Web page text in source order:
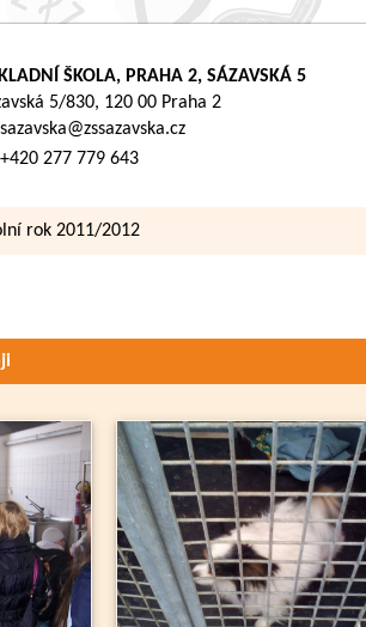
ŠKOLA, PRAHA 2, SÁZAVSKÁ 5
5/830, 120 00 Praha 2
sazavska@zssazavska.cz
+420 277 779 643
rok 2011/2012